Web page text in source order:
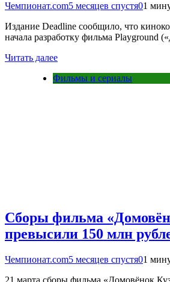
Чемпионат.com5 месяцев спустя01
Издание Deadline сообщило, что
начала разработку фильма Playground
Читать далее
Фильмы и сериалы
Сборы фильма
превысили 150 млн
Чемпионат.com5 месяцев спустя01
21 марта сборы фильма «Домовёнок